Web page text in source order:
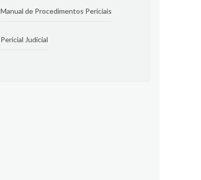
Manual de Procedimentos Periciais
Pericial Judicial